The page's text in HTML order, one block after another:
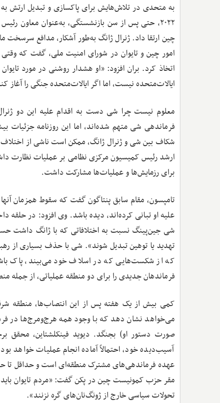
به متحدی در تلاش‌هایش برای پاکسازی و تبدیل ارتش
۲۰۲۲، حتی پس از سن بازنشستگی، به‌عنوان معاون
چین ارتقا داد. ژنرال ژانگ به‌طور آشکار، مدافع سرسخت
اتخاذ کرد. بران افزود: «او هشدار روشنی در مورد
ایالات‌متحده نیست، اما اگر ایالات‌متحده جنگی را آغاز
معلوم نیست چرا شی دست به اقدام علیه این دو
فرماندهی شی متهم شده‌اند، اما این روزنامه جزئیات
شکاف بین شی و ژنرال ژانگ، ممکن است ناشی از
ارشد رئیس کمیسیون مرکزی نظامی بر عملیات نظارت
برای رزمایش‌ها و عملیات‌ها مشارکت داشت.
تامپسون، مقام سابق پنتاگون گفت که سقوط همزمان
علیه او تبانی کرده‌اند، دیده باشد. وی افزود: در
شی جین‌پینگ نسبت به اختلافاتی که با ژانگ داشت
تهدید یا توهین تبدیل شوند». شی با حذف بسیاری از
که از شکست‌هایی که در اسلاف خود می‌بیند، پاک
فرماندهان جدیدی را برای دو منطقه عملیاتی، از
کمی بیش از یک هفته پس از این انتصاب‌ها، منطقه
می‌خواهد نشان دهد که با وجود همه هرج‌ومرج‌ها در
صورت دستور او) بجنگد. دیوید فینکلشتاین،
آسیب‌دیده خود، احتمالاً آماده انجام عملیات
عهده فرماندهی‌های مشترک منطقه‌ای است و حداقل تا
مقر حزب کمونیست چین در پکن گفت: «مردم تایوان باید
تحولات سیاسی خارج از ژونگ‌نان‌های گره نزنند».